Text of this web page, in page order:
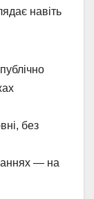
навіть
без
— на